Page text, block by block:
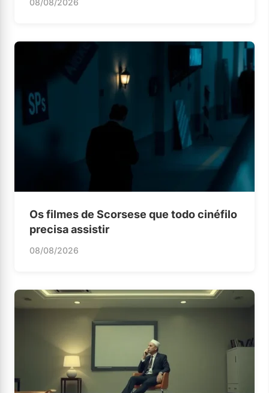
08/08/2026
Os filmes de Scorsese que todo cinéfilo
precisa assistir
08/08/2026